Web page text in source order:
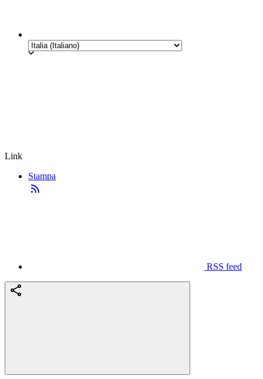
Link
Stampa
RSS feed